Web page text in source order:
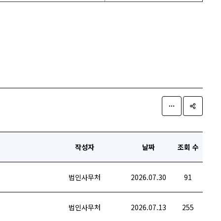
작성자 날짜 조회 수
법인사무처 2026.07.30 91
법인사무처 2026.07.13 255